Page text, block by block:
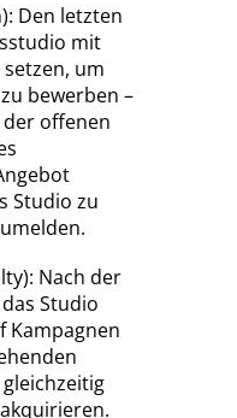
Den letzten
mit
um
bewerben –
der offenen
Studio zu
Nach der
Studio
Kampagnen